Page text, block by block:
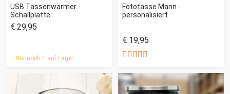
USB Tassenwärmer -
Schallplatte
€ 29,95
Nur noch 1 auf Lager
Fototasse Mann -
personalisiert
€ 19,95